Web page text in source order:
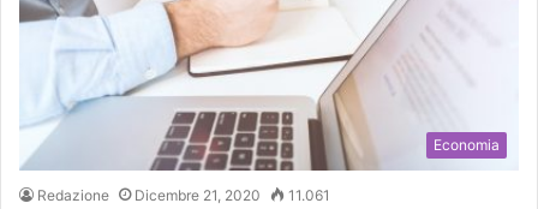
Economia
Redazione Dicembre 21, 2020 11.061